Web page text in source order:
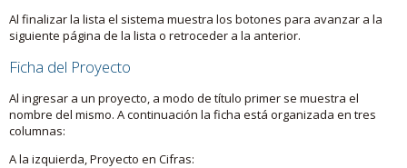
Al finalizar la lista el sistema muestra los botones para avanzar a la
siguiente página de la lista o retroceder a la anterior.
Ficha del Proyecto
Al ingresar a un proyecto, a modo de título primer se muestra el
nombre del mismo. A continuación la ficha está organizada en tres
columnas:
A la izquierda, Proyecto en Cifras: